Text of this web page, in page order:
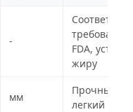
-
FDA,
жиру
мм
Прочный,
легкий